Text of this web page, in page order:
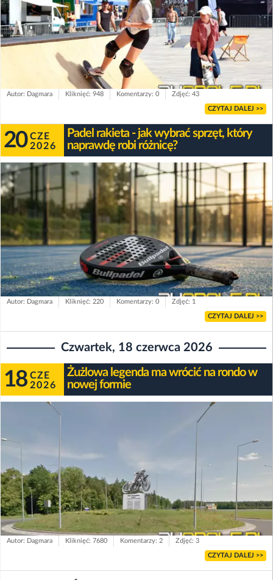
Autor: Dagmara Kliknięć: 948 Komentarzy: 0 Zdjęć: 43
CZYTAJ DALEJ >>
20 CZE
2026
Padel rakieta - jak wybrać sprzęt, który
naprawdę robi różnicę?
Autor: Dagmara Kliknięć: 220 Komentarzy: 0 Zdjęć: 1
CZYTAJ DALEJ >>
Czwartek, 18 czerwca 2026
18 CZE
2026
Żużlowa legenda ma wrócić na rondo w
nowej formie
Autor: Dagmara Kliknięć: 7680 Komentarzy: 2 Zdjęć: 3
CZYTAJ DALEJ >>